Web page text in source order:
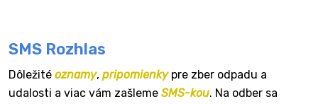
SMS Rozhlas
Dôležité oznamy, pripomienkypre zber odpadu a
udalosti a viac vám zašleme SMS-kou. Na odber sa